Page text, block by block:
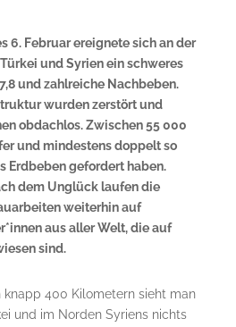
6. Februar ereignete sich an der
und Syrien ein schweres
und zahlreiche Nachbeben.
wurden zerstört und
obdachlos. Zwischen 55 000
und mindestens doppelt so
Erdbeben gefordert haben.
dem Unglück laufen die
weiterhin auf
aus aller Welt, die auf
sind.
knapp 400 Kilometern sieht man
und im Norden Syriens nichts